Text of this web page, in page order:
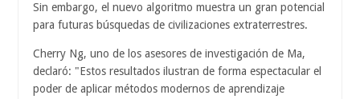
Sin embargo, el nuevo algoritmo muestra un gran potencial
para futuras búsquedas de civilizaciones extraterrestres.
Cherry Ng, uno de los asesores de investigación de Ma,
declaró: "Estos resultados ilustran de forma espectacular el
poder de aplicar métodos modernos de aprendizaje